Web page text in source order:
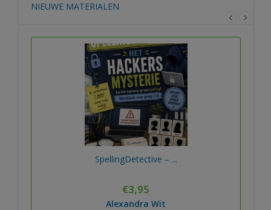
NIEUWE MATERIALEN
SpellingDetective – ...
€3,95
Alexandra Wit